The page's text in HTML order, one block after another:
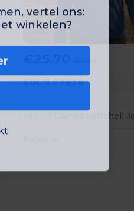
SOL'S 03828
vertel ons:
winkelen?